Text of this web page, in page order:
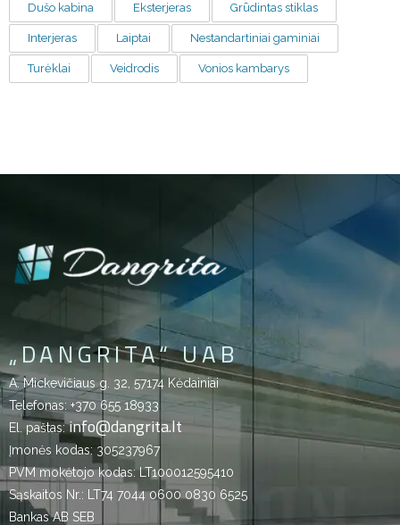
Dušo kabina Eksterjeras Grūdintas stiklas
Interjeras Laiptai Nestandartiniai gaminiai
Turėklai Veidrodis Vonios kambarys
„DANGRITA“ UAB
A. Mickevičiaus g. 32, 57174 Kėdainiai
Telefonas: +370 655 18933
El. paštas:info@dangrita.lt
Įmonės kodas: 305237967
PVM mokėtojo kodas: LT100012595410
Sąskaitos Nr.: LT74 7044 0600 0830 6525
Bankas AB SEB